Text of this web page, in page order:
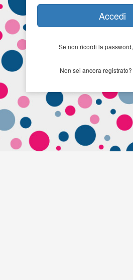
Accedi
Se non ricordi la password,
Non sei ancora registrato?